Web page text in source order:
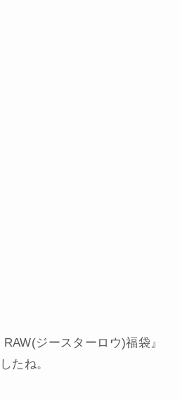
ジースターロウ)福袋』
たね。